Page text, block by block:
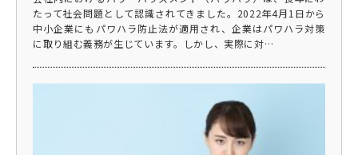
たって社会問題として認識されてきました。2022年4月1日から
中小企業にもパワハラ防止法が適用され、企業はパワハラ対策
に取り組む義務が生じています。しかし、実際に対…